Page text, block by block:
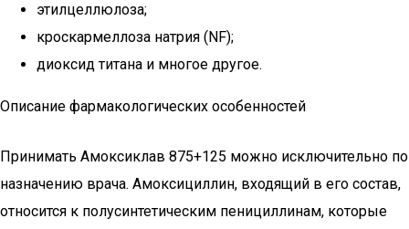
этилцеллюлоза;
кроскармеллоза натрия (NF);
диоксид титана и многое другое.
Описание фармакологических особенностей
Принимать Амоксиклав 875+125 можно исключительно по
назначению врача. Амоксициллин, входящий в его состав,
относится к полусинтетическим пенициллинам, которые